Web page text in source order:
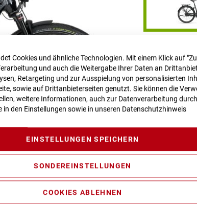
Cookies und ähnliche Technologien. Mit einem Klick auf
und auch die Weitergabe Ihrer Daten an
Retargeting und zur Ausspielung von personalisierten
sowie auf Drittanbieterseiten genutzt. Sie können die
weitere Informationen, auch zur Datenverarbeitung durch
in den Einstellungen sowie in unseren Datenschutzhinweis
EINSTELLUNGEN SPEICHERN
SONDEREINSTELLUNGEN
COOKIES ABLEHNEN
RAHMENHÖHE
LIEFERZEIT
Dieser Artikel
Für Anfragen
Vergleichsliste: